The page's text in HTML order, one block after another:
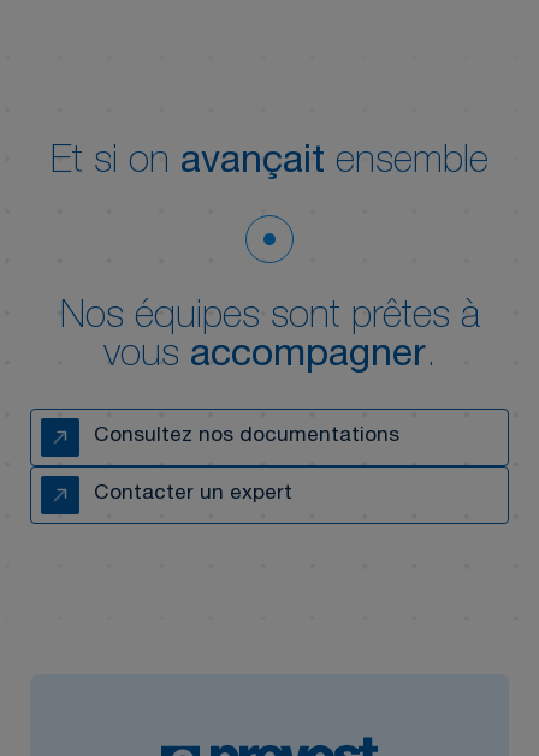
Et si on avançait ensemble
Nos équipes sont prêtes à
vous accompagner.
Consultez nos documentations
Contacter un expert